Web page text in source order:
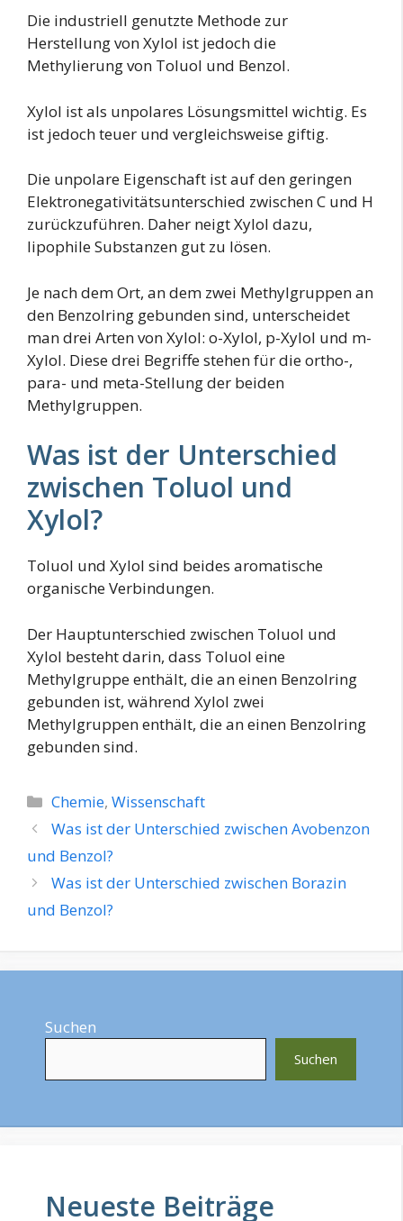
Die industriell genutzte Methode zur
Herstellung von Xylol ist jedoch die
Methylierung von Toluol und Benzol.
Xylol ist als unpolares Lösungsmittel wichtig. Es
ist jedoch teuer und vergleichsweise giftig.
Die unpolare Eigenschaft ist auf den geringen
Elektronegativitätsunterschied zwischen C und H
zurückzuführen. Daher neigt Xylol dazu,
lipophile Substanzen gut zu lösen.
Je nach dem Ort, an dem zwei Methylgruppen an
den Benzolring gebunden sind, unterscheidet
man drei Arten von Xylol: o-Xylol, p-Xylol und m-
Xylol. Diese drei Begriffe stehen für die ortho-,
para- und meta-Stellung der beiden
Methylgruppen.
Was ist der Unterschied
zwischen Toluol und
Xylol?
Toluol und Xylol sind beides aromatische
organische Verbindungen.
Der Hauptunterschied zwischen Toluol und
Xylol besteht darin, dass Toluol eine
Methylgruppe enthält, die an einen Benzolring
gebunden ist, während Xylol zwei
Methylgruppen enthält, die an einen Benzolring
gebunden sind.
Kategorien
Chemie,Wissenschaft
Was ist der Unterschied zwischen Avobenzon
und Benzol?
Was ist der Unterschied zwischen Borazin
und Benzol?
Suchen
Suchen
Neueste Beiträge